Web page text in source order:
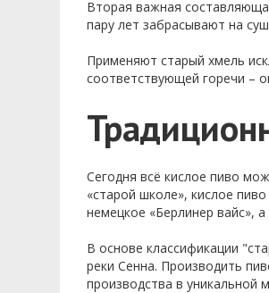
Вторая важная
пару лет забрасывают на
Применяют старый хмель
соответствующей горечи –
Сегодня всё кислое пиво
«старой школе», кислое
немецкое «Берлинер вайс»,
В основе классификации
реки Сенна. Производить
производства в